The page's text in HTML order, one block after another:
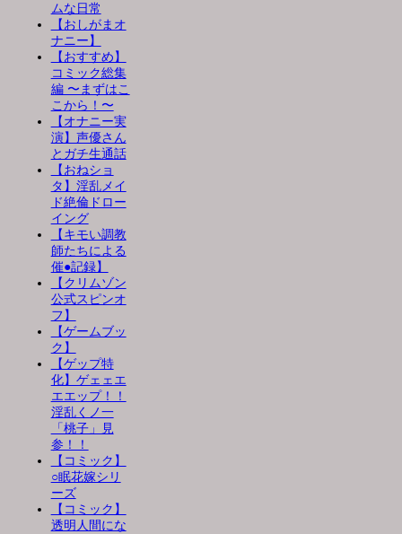
ムな日常
【おしがまオ
ナニー】
【おすすめ】
コミック総集
編 〜まずはこ
こから！〜
【オナニー実
演】声優さん
とガチ生通話
【おねショ
タ】淫乱メイ
ド絶倫ドロー
イング
【キモい調教
師たちによる
催●記録】
【クリムゾン
公式スピンオ
フ】
【ゲームブッ
ク】
【ゲップ特
化】ゲェェエ
エエップ！！
淫乱くノ一
「桃子」見
参！！
【コミック】
○眠花嫁シリ
ーズ
【コミック】
透明人間にな